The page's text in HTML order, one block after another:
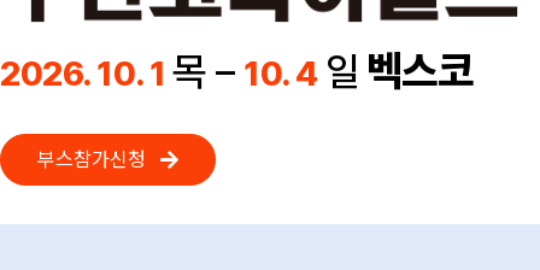
2026. 10. 1 목 – 10. 4 일 벡스코
부스참가신청